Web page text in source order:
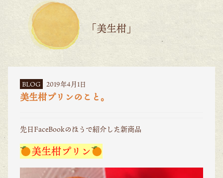
「美生柑」
BLOG 2019年4月1日
美生柑プリンのこと。
先日FaceBookのほうで紹介した新商品
美生柑プリン